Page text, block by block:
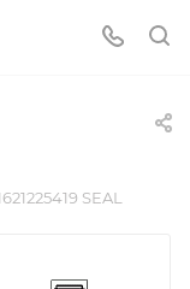
SEAL